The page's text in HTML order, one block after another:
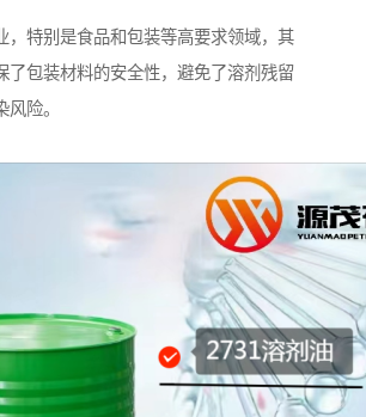
，特别是食品和包装等高要求领域，其
了包装材料的安全性，避免了溶剂残留
险。